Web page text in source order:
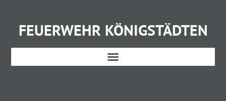
FEUERWEHR KÖNIGSTÄDTEN